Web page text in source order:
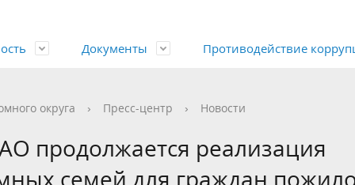
и состав Подведомственные
Контрольно-надзорная
поддержки
Документы
правовые акты
округа
Открытые данные
Противодействие
округа › Пресс-центр › Новости
продолжается реализация
семей для граждан